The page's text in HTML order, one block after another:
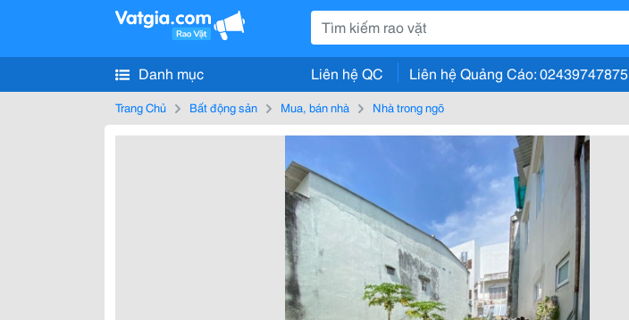
Danh mục Liên hệ QC Liên hệ Quảng Cáo: 02439747875
Trang Chủ Bất động sản Mua, bán nhà Nhà trong ngõ